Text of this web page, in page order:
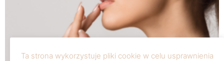
Ta strona wykorzystuje pliki cookie w celu usprawnienia